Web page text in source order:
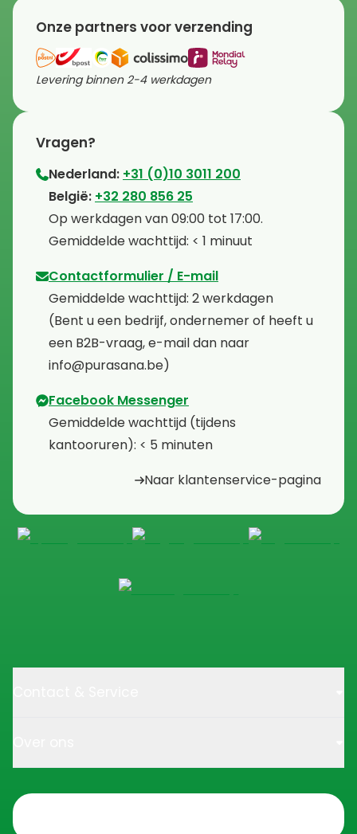
Onze partners voor verzending
Levering binnen 2-4 werkdagen
Vragen?
Nederland: +31 (0)10 3011 200
⁠België: +32 280 856 25
⁠⁠Op werkdagen van 09:00 tot 17:00.
⁠Gemiddelde wachttijd: < 1 minuut
Contactformulier / E-mail
⁠Gemiddelde wachttijd: 2 werkdagen
⁠(Bent u een bedrijf, ondernemer of heeft u
een B2B-vraag, e-mail dan naar
info@purasana.be)
Facebook Messenger
⁠Gemiddelde wachttijd (tijdens
kantooruren): < 5 minuten
Naar klantenservice-pagina